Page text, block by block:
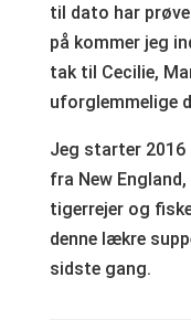
til dato har
på kommer jeg
tak til Cecilie,
uforglemmelige
Jeg starter 2016
fra New
tigerrejer og
denne lækre
sidste gang.